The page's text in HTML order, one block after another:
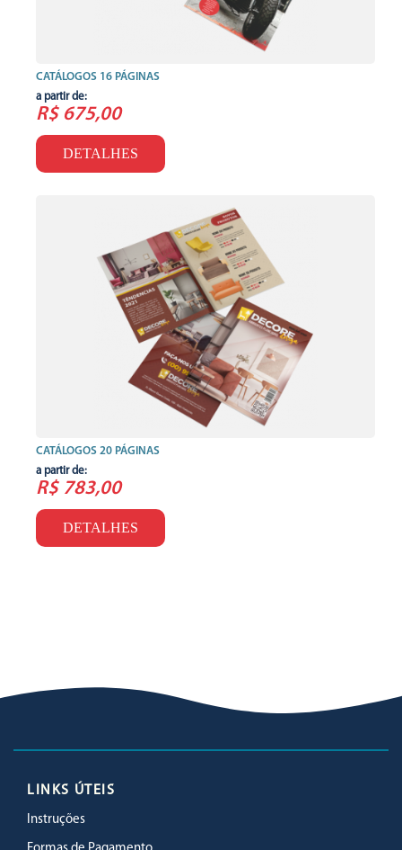
CATÁLOGOS 16 PÁGINAS
a partir de:
R$ 675,00
DETALHES
CATÁLOGOS 20 PÁGINAS
a partir de:
R$ 783,00
DETALHES
LINKS ÚTEIS
Instruções